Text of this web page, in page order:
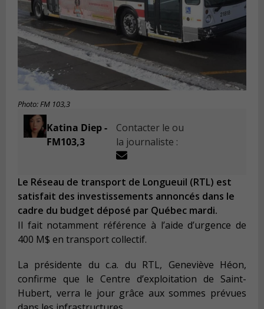
Photo: FM 103,3
Katina Diep -
FM103,3
Contacter le ou
la journaliste :
Le Réseau de transport de Longueuil (RTL) est
satisfait des investissements annoncés dans le
cadre du budget déposé par Québec mardi.
Il fait notamment référence à l’aide d’urgence de
400 M$ en transport collectif.
La présidente du c.a. du RTL, Geneviève Héon,
confirme que le Centre d’exploitation de Saint-
Hubert, verra le jour grâce aux sommes prévues